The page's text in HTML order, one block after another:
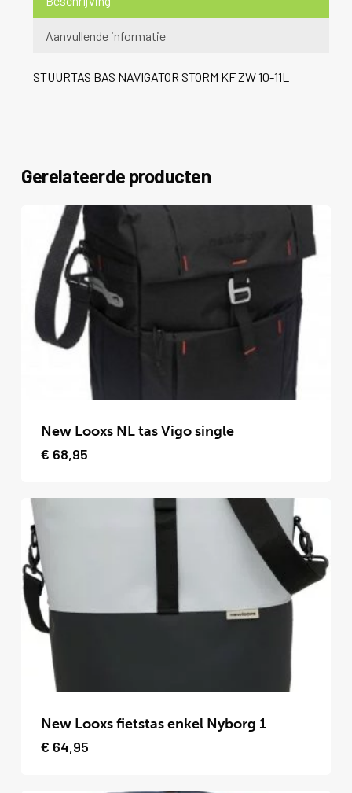
Aanvullende informatie
STUURTAS BAS NAVIGATOR STORM KF ZW 10-11L
Gerelateerde producten
product
heeft
Deze
optie
kan
gekozen
worden
op
productpagina
New Looxs NL tas Vigo single
€ 68,95
product
heeft
New Looxs fietstas enkel Nyborg 1
€ 64,95